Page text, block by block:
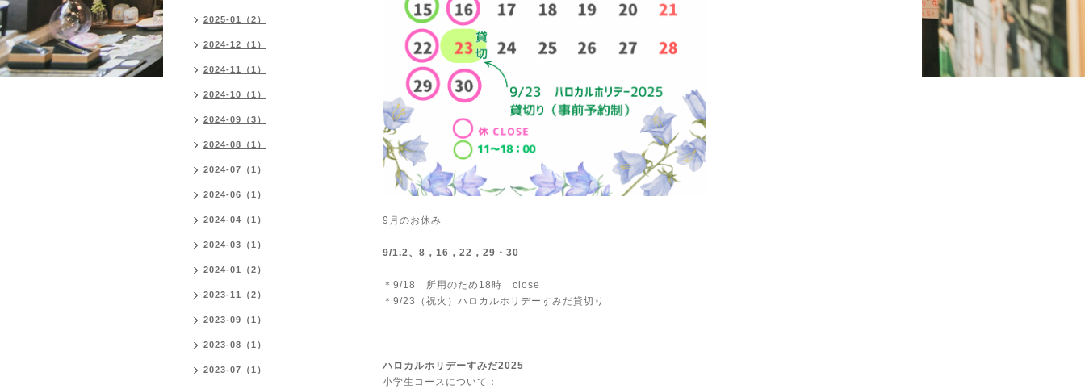
9月のお休み
9/1.2、8，16，22，29・30
＊9/18 所用のため18時 close
＊9/23（祝火）ハロカルホリデーすみだ貸切り
ハロカルホリデーすみだ2025
小学生コースについて：
2025-01（2）
2024-12（1）
2024-11（1）
2024-10（1）
2024-09（3）
2024-08（1）
2024-07（1）
2024-06（1）
2024-04（1）
2024-03（1）
2024-01（2）
2023-11（2）
2023-09（1）
2023-08（1）
2023-07（1）